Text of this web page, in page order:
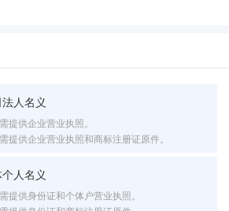
人名义
提供企业营业执照。
提供企业营业执照和商标注册证原件。
人名义
提供身份证和个体户营业执照。